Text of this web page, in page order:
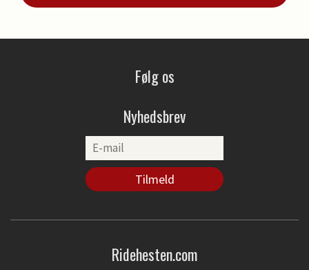
Følg os
Nyhedsbrev
Ridehesten.com